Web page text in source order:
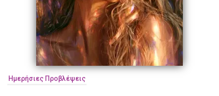
Ημερήσιες Προβλέψεις